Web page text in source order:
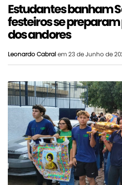
Estudantes banham
festeiros se
dos andores
Leonardo Cabralem 23 de Junho de